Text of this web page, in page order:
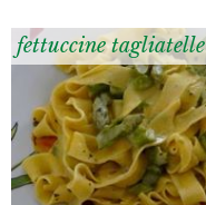
fettuccine tagliatelle